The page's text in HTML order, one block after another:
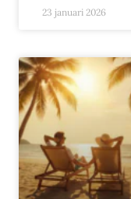
23 januari 2026